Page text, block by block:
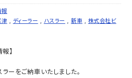
報
津 ディーラー ハスラー ,新車
株式会社ビ
】
ーをご納車いたしました。